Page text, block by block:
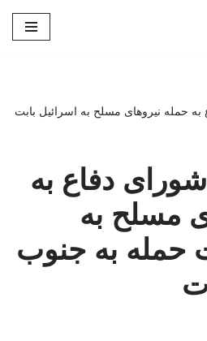
حمله نیروهای مسلح به اسرائیل بابت
دفاع به
مسلح به
حمله به جنوب